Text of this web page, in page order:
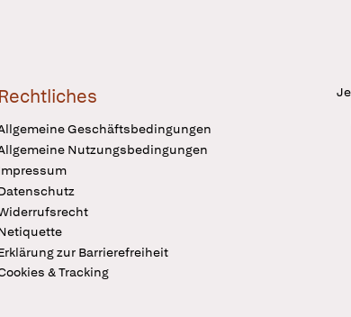
Rechtliches
Geschäftsbedingungen
Nutzungsbedingungen
zur Barrierefreiheit
& Tracking